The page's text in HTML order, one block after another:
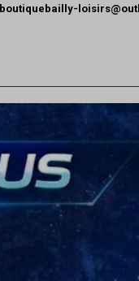
boutiquebailly-